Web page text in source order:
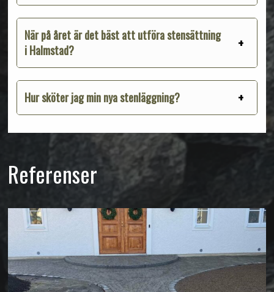
När på året är det bäst att utföra stensättning
i Halmstad?
Hur sköter jag min nya stenläggning?
Referenser